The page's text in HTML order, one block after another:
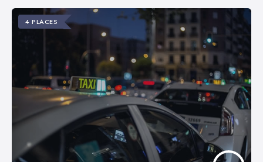
4 PLACES